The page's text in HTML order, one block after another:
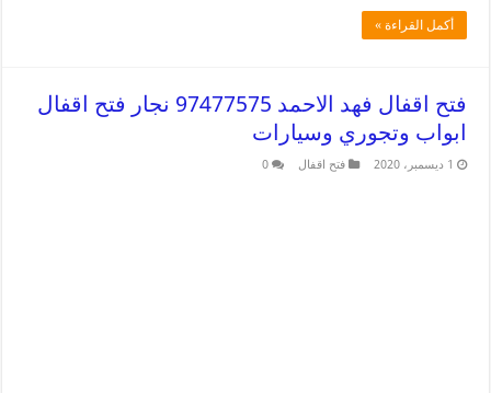
أكمل القراءة »
فتح اقفال فهد الاحمد 97477575 نجار فتح اقفال
ابواب وتجوري وسيارات
1 ديسمبر، 2020 فتح اقفال 0